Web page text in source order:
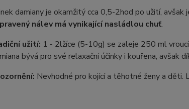
damiany je okamžitý cca 0,5-2hod po užití,
nálev má vynikající nasládlou chuť.
užití: 1 - 2lžíce (5-10g) se zaleje 250 ml
bývá pro své relaxační účinky i kouřena,
Nevhodné pro kojící a těhotné ženy a děti.